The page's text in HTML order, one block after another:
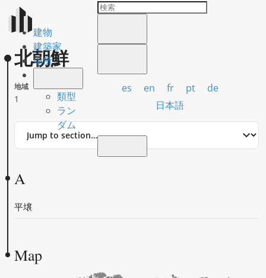
建物
建築家
場所
類型
ラン
ダム
es en fr pt
de
日本語
北朝鮮
地域
1
Jump
A
平壌
Map